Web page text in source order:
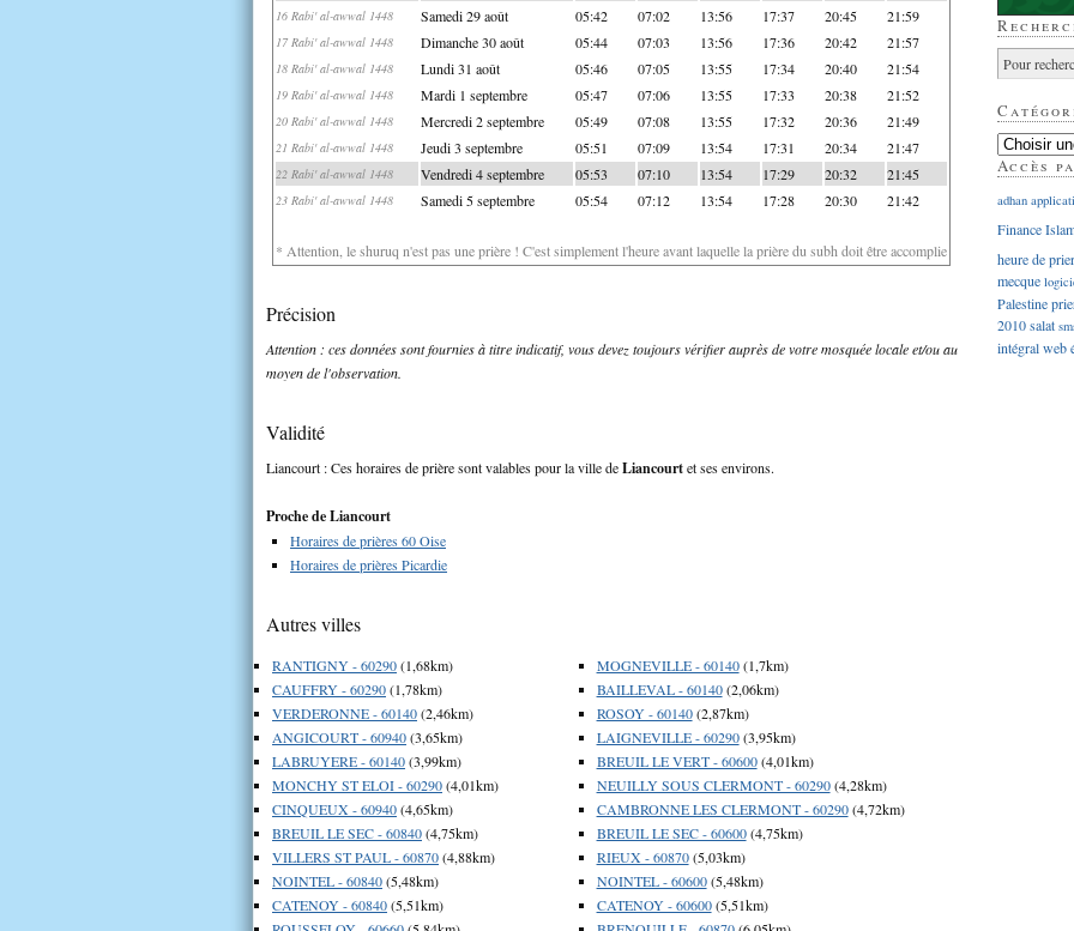
16 Rabi' al-awwal 1448 Samedi 29 août 05:42 07:02 13:56 17:37 20:45 21:59
17 Rabi' al-awwal 1448 Dimanche 30 août 05:44 07:03 13:56 17:36 20:42 21:57
18 Rabi' al-awwal 1448 Lundi 31 août 05:46 07:05 13:55 17:34 20:40 21:54
19 Rabi' al-awwal 1448 Mardi 1 septembre 05:47 07:06 13:55 17:33 20:38 21:52
20 Rabi' al-awwal 1448 Mercredi 2 septembre 05:49 07:08 13:55 17:32 20:36 21:49
21 Rabi' al-awwal 1448 Jeudi 3 septembre 05:51 07:09 13:54 17:31 20:34 21:47
22 Rabi' al-awwal 1448 Vendredi 4 septembre 05:53 07:10 13:54 17:29 20:32 21:45
23 Rabi' al-awwal 1448 Samedi 5 septembre 05:54 07:12 13:54 17:28 20:30 21:42
* Attention, le shuruq n'est pas une prière ! C'est simplement l'heure avant laquelle la prière du subh doit être accomplie
Précision
Attention : ces données sont fournies à titre indicatif, vous devez toujours vérifier auprès de votre mosquée locale et/ou au
moyen de l'observation.
Validité
Liancourt : Ces horaires de prière sont valables pour la ville deLiancourtet ses environs.
Proche de Liancourt
Horaires de prières 60 Oise
Horaires de prières Picardie
Autres villes
RANTIGNY - 60290(1,68km)
CAUFFRY - 60290(1,78km)
VERDERONNE - 60140(2,46km)
ANGICOURT - 60940(3,65km)
LABRUYERE - 60140(3,99km)
MONCHY ST ELOI - 60290(4,01km)
CINQUEUX - 60940(4,65km)
BREUIL LE SEC - 60840(4,75km)
VILLERS ST PAUL - 60870(4,88km)
NOINTEL - 60840(5,48km)
CATENOY - 60840(5,51km)
MOGNEVILLE - 60140(1,7km)
BAILLEVAL - 60140(2,06km)
ROSOY - 60140(2,87km)
LAIGNEVILLE - 60290(3,95km)
BREUIL LE VERT - 60600(4,01km)
NEUILLY SOUS CLERMONT - 60290(4,28km)
CAMBRONNE LES CLERMONT - 60290(4,72km)
BREUIL LE SEC - 60600(4,75km)
RIEUX - 60870(5,03km)
NOINTEL - 60600(5,48km)
CATENOY - 60600(5,51km)
Accès
adhan
Finance
heure de
mecque
Palestine
2010salat
intégralweb